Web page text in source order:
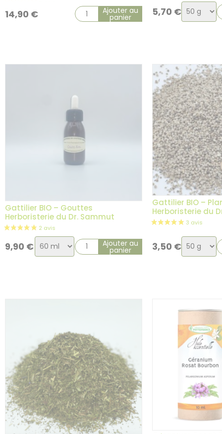
14,90 € Ajouter au
panier 5,70 €Choix
de
Gattilier BIO – Gouttes
Herboristerie du Dr. Sammut
9,90 € Choix
de
Ajouter au
panier
Gattilier BIO –
Herboristerie du
3,50 €Choix
de